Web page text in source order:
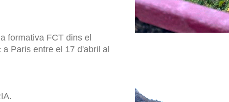
formativa FCT dins el
Paris entre el 17 d'abril al